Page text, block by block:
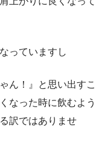
っていますし
ん！』と思い出すこ
なった時に飲むよう
訳ではありませ